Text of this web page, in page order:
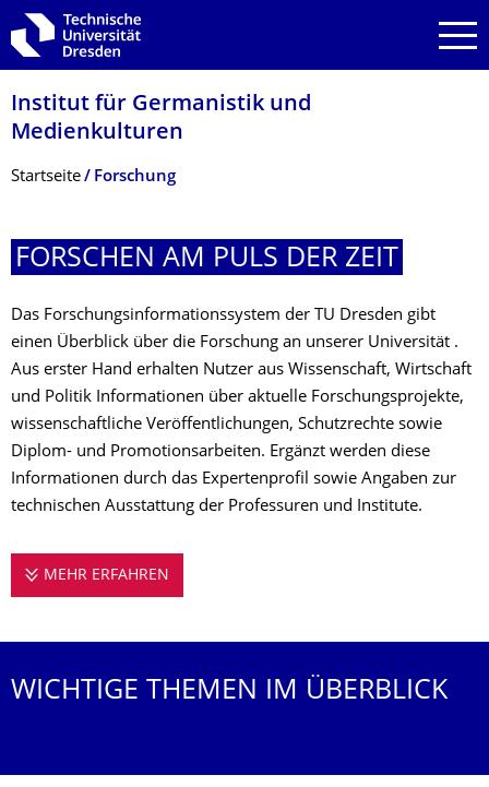
Zur Hauptnavigation springen
Zur Suche springen
Zum Inhalt springen
Institut für Germanistik und
Medienkulturen
Breadcrumb-Menü
Startseite Forschung
FORSCHEN AM PULS DER ZEIT
Das Forschungsinformationssystem der TU Dresden gibt
einen Überblick über die Forschung an unserer Universität .
Aus erster Hand erhalten Nutzer aus Wissenschaft, Wirtschaft
und Politik Informationen über aktuelle Forschungsprojekte,
wissenschaftliche Veröffentlichungen, Schutzrechte sowie
Diplom- und Promotionsarbeiten. Ergänzt werden diese
Informationen durch das Expertenprofil sowie Angaben zur
technischen Ausstattung der Professuren und Institute.
MEHR ERFAHREN
WICHTIGE THEMEN IM ÜBERBLICK